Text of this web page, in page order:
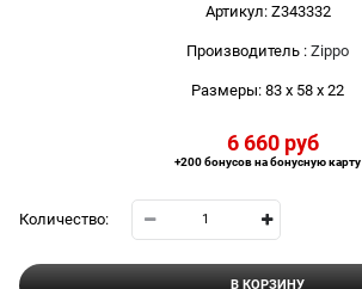
Артикул: Z343332
Производитель : Zippo
Размеры: 83 x 58 x 22
6 660 руб
+200 бонусов на бонусную карту
Количество:
В КОРЗИНУ